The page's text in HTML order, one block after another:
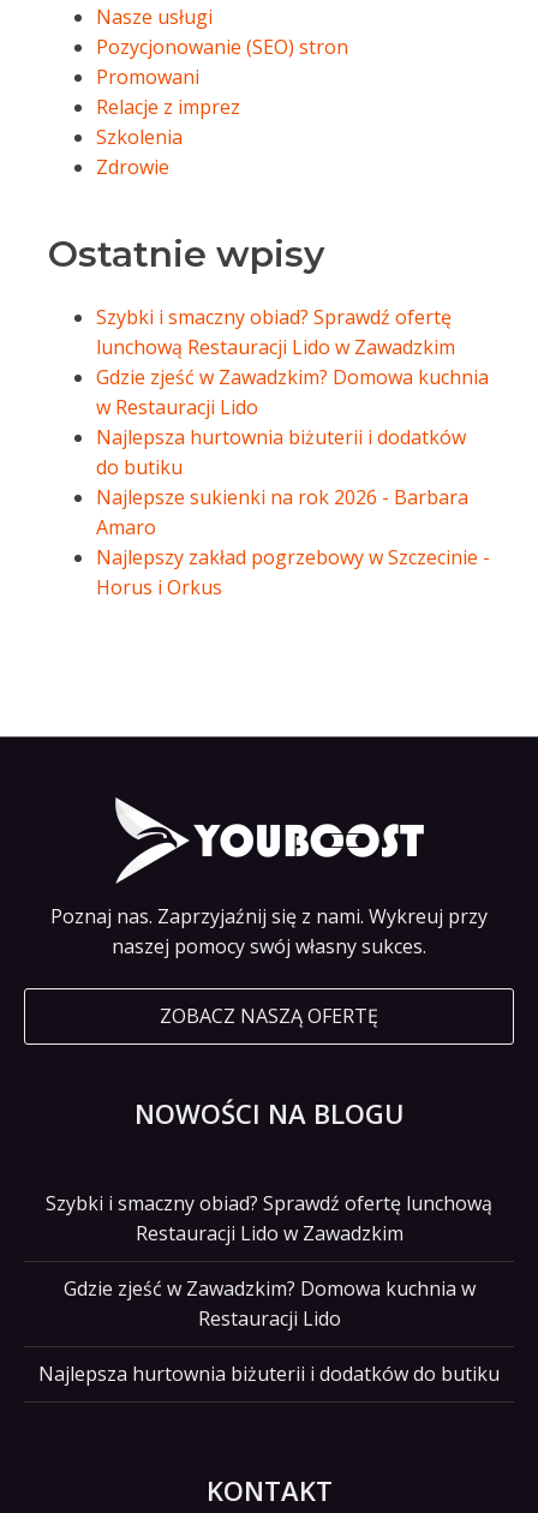
Nasze usługi
Pozycjonowanie (SEO) stron
Promowani
Relacje z imprez
Szkolenia
Zdrowie
Ostatnie wpisy
Szybki i smaczny obiad? Sprawdź ofertę
lunchową Restauracji Lido w Zawadzkim
Gdzie zjeść w Zawadzkim? Domowa kuchnia
w Restauracji Lido
Najlepsza hurtownia biżuterii i dodatków
do butiku
Najlepsze sukienki na rok 2026 - Barbara
Amaro
Najlepszy zakład pogrzebowy w Szczecinie -
Horus i Orkus
Poznaj nas. Zaprzyjaźnij się z nami. Wykreuj przy
naszej pomocy swój własny sukces.
ZOBACZ NASZĄ OFERTĘ
NOWOŚCI NA BLOGU
Szybki i smaczny obiad? Sprawdź ofertę lunchową
Restauracji Lido w Zawadzkim
Gdzie zjeść w Zawadzkim? Domowa kuchnia w
Restauracji Lido
Najlepsza hurtownia biżuterii i dodatków do butiku
KONTAKT